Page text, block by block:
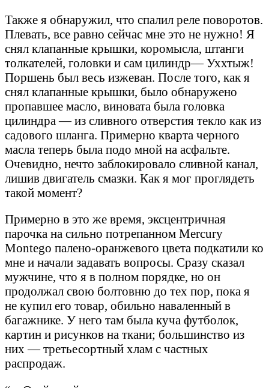
Также я обнаружил, что спалил реле поворотов.
Плевать, все равно сейчас мне это не нужно! Я
снял клапанные крышки, коромысла, штанги
толкателей, головки и сам цилиндр— Уххтыж!
Поршень был весь изжеван. После того, как я
снял клапанные крышки, было обнаружено
пропавшее масло, виновата была головка
цилиндра — из сливного отверстия текло как из
садового шланга. Примерно кварта черного
масла теперь была подо мной на асфальте.
Очевидно, нечто заблокировало сливной канал,
лишив двигатель смазки. Как я мог проглядеть
такой момент?
Примерно в это же время, эксцентричная
парочка на сильно потрепанном Mercury
Montego палено-оранжевого цвета подкатили ко
мне и начали задавать вопросы. Сразу сказал
мужчине, что я в полном порядке, но он
продолжал свою болтовню до тех пор, пока я
не купил его товар, обильно наваленный в
багажнике. У него там была куча футболок,
картин и рисунков на ткани; большинство из
них — третьесортный хлам с частных
распродаж.